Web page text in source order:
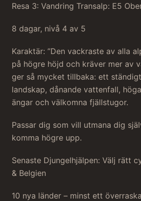
Resa 3: Vandring Transalp: E5
8 dagar, nivå 4 av 5
Karaktär: ”Den vackraste av alla
på högre höjd och kräver mer av
ger så mycket tillbaka: ett
landskap, dånande vattenfall,
ängar och välkomna fjällstugor.
Passar dig som vill utmana dig
komma högre upp.
Senaste Djungelhjälpen: Välj rätt
& Belgien
10 nya länder – minst ett